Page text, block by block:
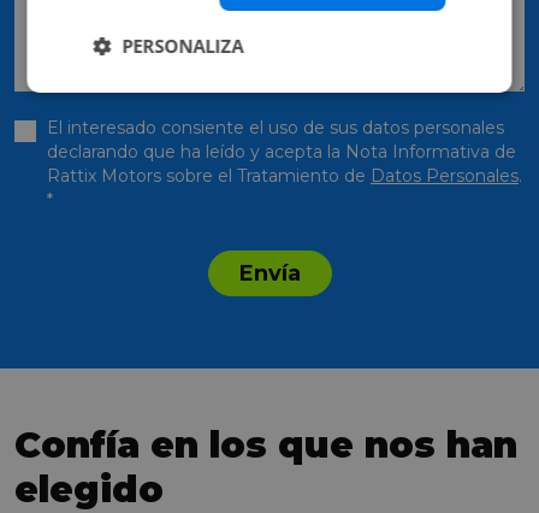
El interesado consiente el uso de sus datos personales
declarando que ha leído y acepta la Nota Informativa de
Rattix Motors sobre el Tratamiento de Datos Personales.
*
Envía
Confía en los que nos han
elegido
PERSONALIZA